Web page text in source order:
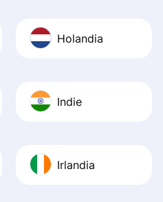
Holandia
Indie
Irlandia